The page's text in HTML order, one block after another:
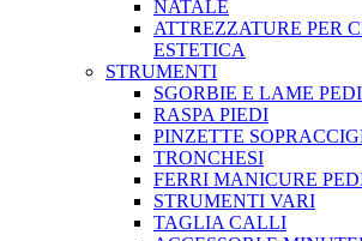
NATALE
ATTREZZATURE PER
ESTETICA
STRUMENTI
SGORBIE E LAME
RASPA PIEDI
PINZETTE
TRONCHESI
FERRI MANICURE
STRUMENTI VARI
TAGLIA CALLI